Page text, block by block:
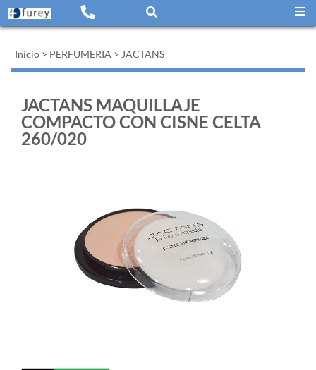
Inicio > PERFUMERIA > JACTANS
JACTANS MAQUILLAJE
COMPACTO CON CISNE CELTA
260/020